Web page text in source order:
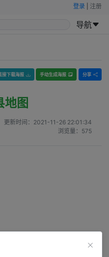
登录 注册
导航
接下载海报 手动生成海报 分享
地图
更新时间： 2021-11-26 22:01:34
浏览量： 575